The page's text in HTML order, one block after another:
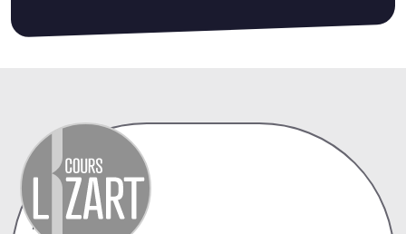
42, rue A. Penaud
75020 Paris